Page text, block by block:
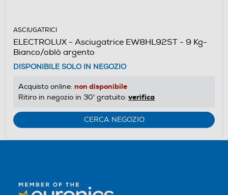
ASCIUGATRICI
ELECTROLUX - Asciugatrice EW8HL92ST - 9 Kg-
Bianco/oblò argento
DISPONIBILE SOLO IN NEGOZIO
Acquisto online: non disponibile
Ritiro in negozio in 30' gratuito: verifica
CERCA NEGOZIO